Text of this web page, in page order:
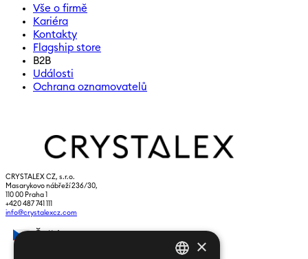
Vše o firmě
Kariéra
Kontakty
Flagship store
B2B
Události
Ochrana oznamovatelů
CRYSTALEX CZ, s.r.o.
Masarykovo nábřeží 236/30,
110 00 Praha 1
+420 487 741 111
info@crystalexcz.com
×